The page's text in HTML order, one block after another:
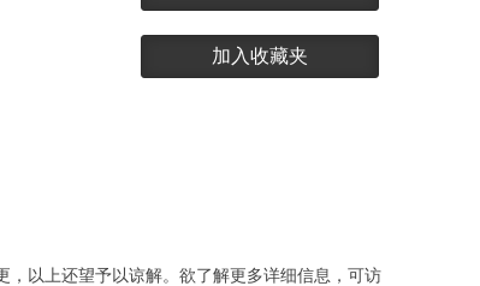
加入收藏夹
以上还望予以谅解。欲了解更多详细信息，可访